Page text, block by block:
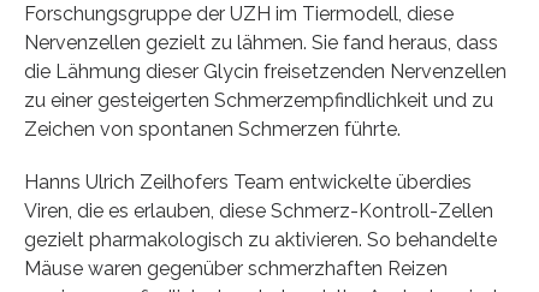
Forschungsgruppe der UZH im Tiermodell, diese
Nervenzellen gezielt zu lähmen. Sie fand heraus, dass
die Lähmung dieser Glycin freisetzenden Nervenzellen
zu einer gesteigerten Schmerzempfindlichkeit und zu
Zeichen von spontanen Schmerzen führte.
Hanns Ulrich Zeilhofers Team entwickelte überdies
Viren, die es erlauben, diese Schmerz-Kontroll-Zellen
gezielt pharmakologisch zu aktivieren. So behandelte
Mäuse waren gegenüber schmerzhaften Reizen